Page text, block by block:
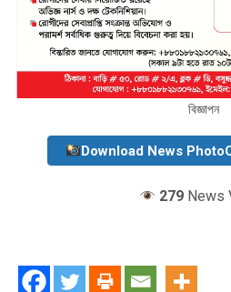
বিজ্ঞাপন
Download News
279 News